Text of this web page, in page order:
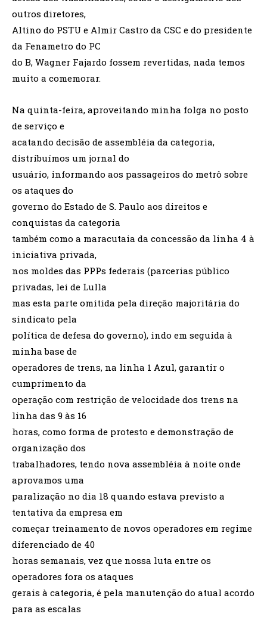
outros diretores,
Altino do PSTU e Almir Castro da CSC e do presidente
da Fenametro do PC
do B, Wagner Fajardo fossem revertidas, nada temos
muito a comemorar.
Na quinta-feira, aproveitando minha folga no posto
de serviço e
acatando decisão de assembléia da categoria,
distribuímos um jornal do
usuário, informando aos passageiros do metrô sobre
os ataques do
governo do Estado de S. Paulo aos direitos e
conquistas da categoria
também como a maracutaia da concessão da linha 4 à
iniciativa privada,
nos moldes das PPPs federais (parcerias público
privadas, lei de Lulla
mas esta parte omitida pela direção majoritária do
sindicato pela
política de defesa do governo), indo em seguida à
minha base de
operadores de trens, na linha 1 Azul, garantir o
cumprimento da
operação com restrição de velocidade dos trens na
linha das 9 às 16
horas, como forma de protesto e demonstração de
organização dos
trabalhadores, tendo nova assembléia à noite onde
aprovamos uma
paralização no dia 18 quando estava previsto a
tentativa da empresa em
começar treinamento de novos operadores em regime
diferenciado de 40
horas semanais, vez que nossa luta entre os
operadores fora os ataques
gerais à categoria, é pela manutenção do atual acordo
para as escalas